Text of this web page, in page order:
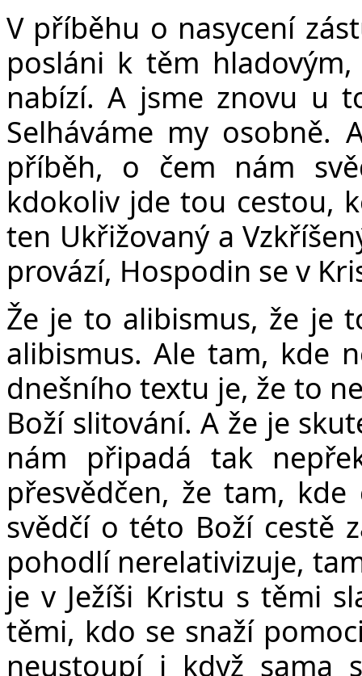
V příběhu o nasycení
posláni k těm
nabízí. A jsme znovu u
Selháváme my
příběh, o čem nám
kdokoliv jde tou cestou,
ten Ukřižovaný a
provází, Hospodin se v
Že je to alibismus, že je
alibismus. Ale tam, kde
dnešního textu je, že to
Boží slitování. A že je
nám připadá tak
přesvědčen, že tam,
svědčí o této Boží cestě
pohodlí nerelativizuje,
je v Ježíši Kristu s těmi
těmi, kdo se snaží
neustoupí i když sama